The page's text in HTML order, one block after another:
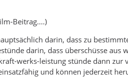
Beitrag....)
darin, dass zu
darin, dass überschüsse aus
werks-leistung stünde dann zur
und können jederzeit